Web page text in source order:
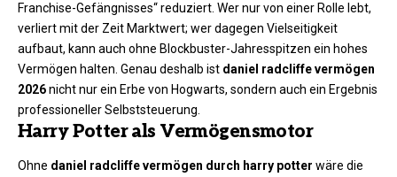
Franchise-Gefängnisses“ reduziert. Wer nur von einer Rolle lebt,
verliert mit der Zeit Marktwert; wer dagegen Vielseitigkeit
aufbaut, kann auch ohne Blockbuster-Jahresspitzen ein hohes
Vermögen halten. Genau deshalb ist daniel radcliffe vermögen
2026nicht nur ein Erbe von Hogwarts, sondern auch ein Ergebnis
professioneller Selbststeuerung.
Harry Potter als Vermögensmotor
Ohne daniel radcliffe vermögen durch harry potter wäre die